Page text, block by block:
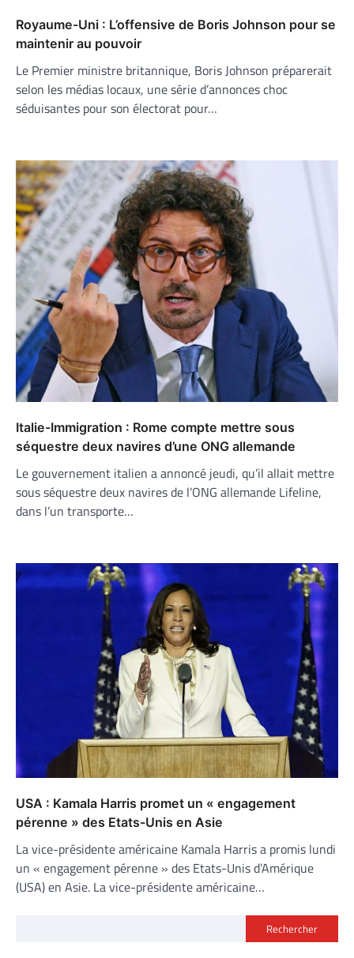
Royaume-Uni : L’offensive de Boris Johnson pour se
maintenir au pouvoir
Le Premier ministre britannique, Boris Johnson préparerait
selon les médias locaux, une série d’annonces choc
séduisantes pour son électorat pour…
Italie-Immigration : Rome compte mettre sous
séquestre deux navires d’une ONG allemande
Le gouvernement italien a annoncé jeudi, qu’il allait mettre
sous séquestre deux navires de l’ONG allemande Lifeline,
dans l’un transporte…
USA : Kamala Harris promet un « engagement
pérenne » des Etats-Unis en Asie
La vice-présidente américaine Kamala Harris a promis lundi
un « engagement pérenne » des Etats-Unis d’Amérique
(USA) en Asie. La vice-présidente américaine…
Rechercher